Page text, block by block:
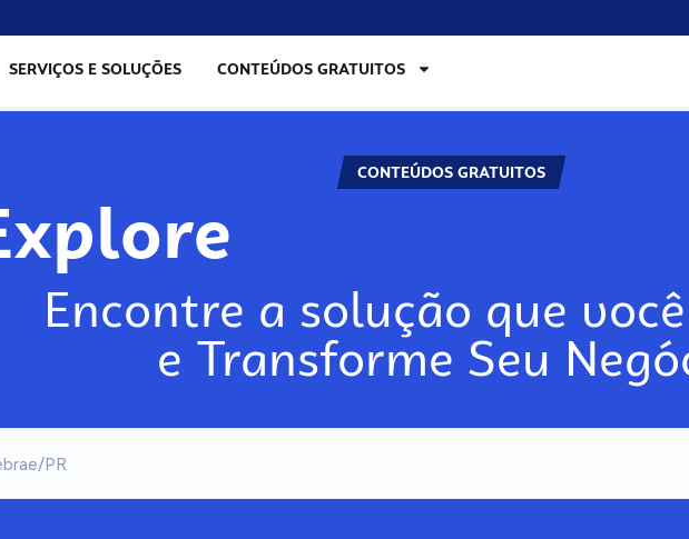
SERVIÇOS E SOLUÇÕES CONTEÚDOS GRATUITOS
CONTEÚDOS GRATUITOS
Explore
Encontre a solução que
e Transforme Seu